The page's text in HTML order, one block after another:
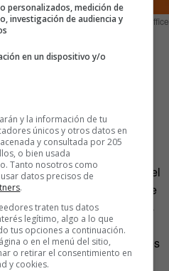
EEEEEEEEEEE by We Are Out of the Office
la ayuda del estudio de
con una de estas cámaras
una cámara predispone la
EEEEEEEEEE Disposable
como único. Las calles, el
súper del barrio y el resto de
a diario sin prestarles
como el escenario de
ciudad tiene eso: diamantes
admirar. Clic».
personalizados, medición de
investigación de audiencia y
en un dispositivo y/o
y la información de tu
únicos y otros datos en
y consultada por 205
o bien usada
Tanto nosotros como
datos precisos de
.
traten tus datos
legítimo, algo a lo que
tus opciones a continuación.
o en el menú del sitio,
o retirar el consentimiento en
y cookies.